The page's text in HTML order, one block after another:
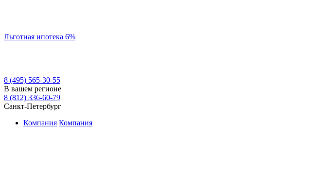
Льготная ипотека 6%
8 (495) 565-30-55
В вашем регионе
8 (812) 336-60-79
Санкт-Петербург
Компания Компания